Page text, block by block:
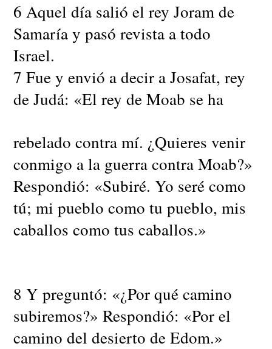
6 Aquel día salió el rey Joram de
Samaría y pasó revista a todo
Israel.
7 Fue y envió a decir a Josafat, rey
de Judá: «El rey de Moab se ha
rebelado contra mí. ¿Quieres venir
conmigo a la guerra contra Moab?»
Respondió: «Subiré. Yo seré como
tú; mi pueblo como tu pueblo, mis
caballos como tus caballos.»
8 Y preguntó: «¿Por qué camino
subiremos?» Respondió: «Por el
camino del desierto de Edom.»